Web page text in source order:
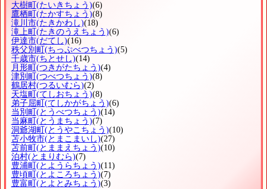
大樹町 (たいきちょう)(6)
鷹栖町 (たかすちょう)(8)
滝川市(たきかわし)(18)
滝上町 (たきのうえちょう)(6)
伊達市(だてし)(16)
秩父別町 (ちっぷべつちょう)(5)
千歳市(ちとせし)(14)
月形町 (つきがたちょう)(4)
津別町 (つべつちょう)(8)
鶴居村(つるいむら)(2)
天塩町 (てしおちょう)(8)
弟子屈町 (てしかがちょう)(6)
当別町 (とうべつちょう)(14)
当麻町 (とうまちょう)(7)
洞爺湖町 (とうやこちょう)(10)
苫小牧市(とまこまいし)(27)
苫前町 (とままえちょう)(10)
泊村(とまりむら)(7)
豊浦町 (とようらちょう)(11)
豊頃町 (とよころちょう)(7)
豊富町 (とよとみちょう)(3)